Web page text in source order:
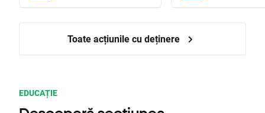
Toate acțiunile cu deținere
EDUCAȚIE